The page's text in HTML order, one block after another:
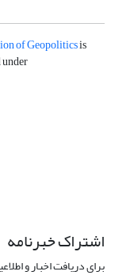
of Geopoliticsis
اشتراک خبرنامه
برای دریافت اخبار و